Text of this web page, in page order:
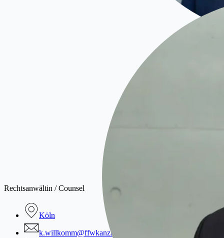
Rechtsanwältin / Counsel
Köln
k.willkomm@ffwkanzlei.de